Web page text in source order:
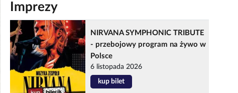
Imprezy
NIRVANA SYMPHONIC TRIBUTE
- przebojowy program na żywo w
Polsce
6 listopada 2026
kup bilet